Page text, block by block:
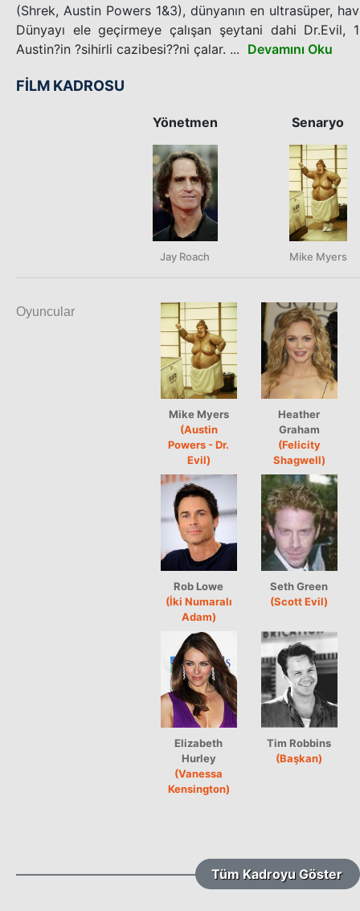
(Shrek, Austin Powers 1&3), dünyanın en ultrasüper,
Dünyayı ele geçirmeye çalışan şeytani dahi Dr.Evil,
Austin?in ?sihirli cazibesi??ni çalar. ... Devamını Oku
FİLM KADROSU
Yönetmen
Jay Roach
Senaryo
Mike Myers
Oyuncular
Mike Myers
(Austin
Powers - Dr.
Evil)
Heather
Graham
(Felicity
Shagwell)
Rob Lowe
(İki Numaralı
Adam)
Seth Green
(Scott Evil)
Elizabeth
Hurley
(Vanessa
Kensington)
Tim Robbins
(Başkan)
Tüm Kadroyu Göster